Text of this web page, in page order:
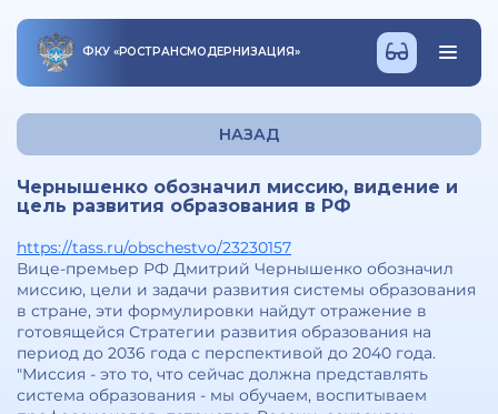
ФКУ «РОСТРАНСМОДЕРНИЗАЦИЯ»
НАЗАД
Чернышенко обозначил миссию, видение и
цель развития образования в РФ
https://tass.ru/obschestvo/23230157
Вице-премьер РФ Дмитрий Чернышенко обозначил
миссию, цели и задачи развития системы образования
в стране, эти формулировки найдут отражение в
готовящейся Стратегии развития образования на
период до 2036 года с перспективой до 2040 года.
"Миссия - это то, что сейчас должна представлять
система образования - мы обучаем, воспитываем